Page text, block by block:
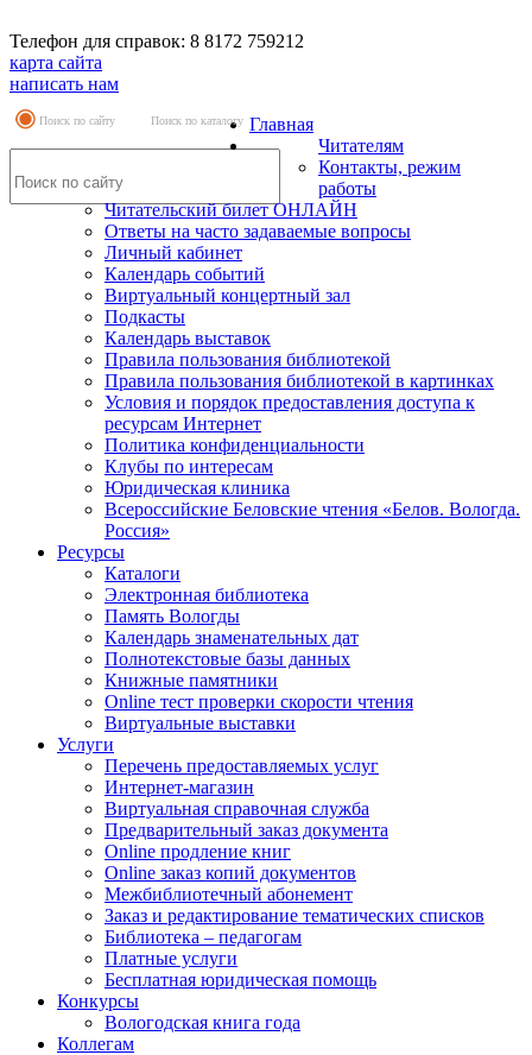
Телефон для справок: 8 8172 759212
карта сайта
написать нам
Поиск по сайту Поиск по каталогу Главная
Читателям
Контакты, режим
работы
Читательский билет ОНЛАЙН
Ответы на часто задаваемые вопросы
Личный кабинет
Календарь событий
Виртуальный концертный зал
Подкасты
Календарь выставок
Правила пользования библиотекой
Правила пользования библиотекой в картинках
Условия и порядок предоставления доступа к
ресурсам Интернет
Политика конфиденциальности
Клубы по интересам
Юридическая клиника
Всероссийские Беловские чтения «Белов. Вологда.
Россия»
Ресурсы
Каталоги
Электронная библиотека
Память Вологды
Календарь знаменательных дат
Полнотекстовые базы данных
Книжные памятники
Online тест проверки скорости чтения
Виртуальные выставки
Услуги
Перечень предоставляемых услуг
Интернет-магазин
Виртуальная справочная служба
Предварительный заказ документа
Online продление книг
Online заказ копий документов
Межбиблиотечный абонемент
Заказ и редактирование тематических списков
Библиотека – педагогам
Платные услуги
Бесплатная юридическая помощь
Конкурсы
Вологодская книга года
Коллегам